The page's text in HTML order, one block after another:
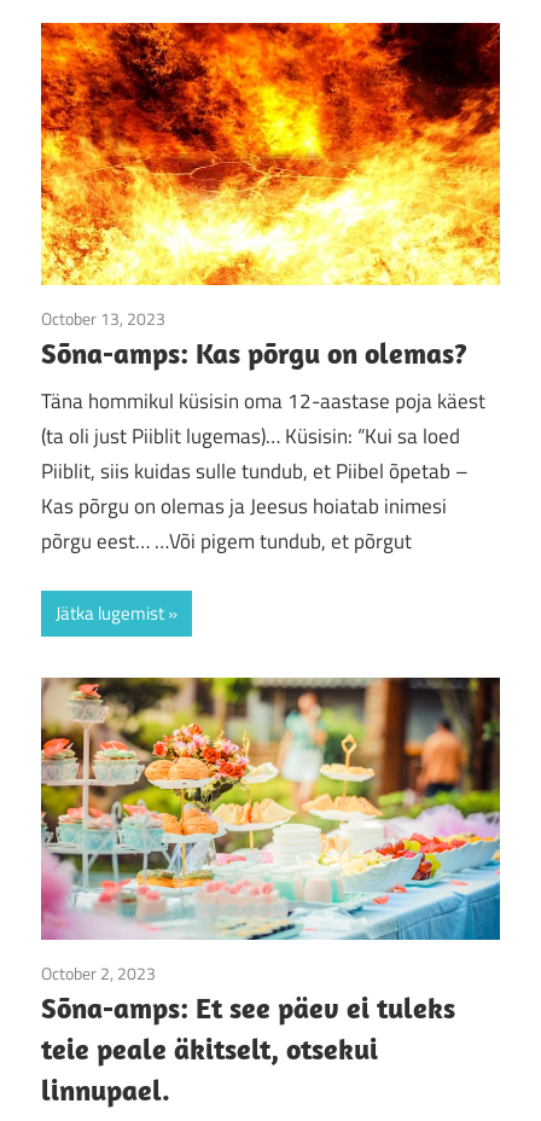
October 13, 2023
Sõna-amps: Kas põrgu on olemas?
Täna hommikul küsisin oma 12-aastase poja käest
(ta oli just Piiblit lugemas)… Küsisin: “Kui sa loed
Piiblit, siis kuidas sulle tundub, et Piibel õpetab –
Kas põrgu on olemas ja Jeesus hoiatab inimesi
põrgu eest… …Või pigem tundub, et põrgut
Jätka lugemist
October 2, 2023
Sõna-amps: Et see päev ei tuleks
teie peale äkitselt, otsekui
linnupael.